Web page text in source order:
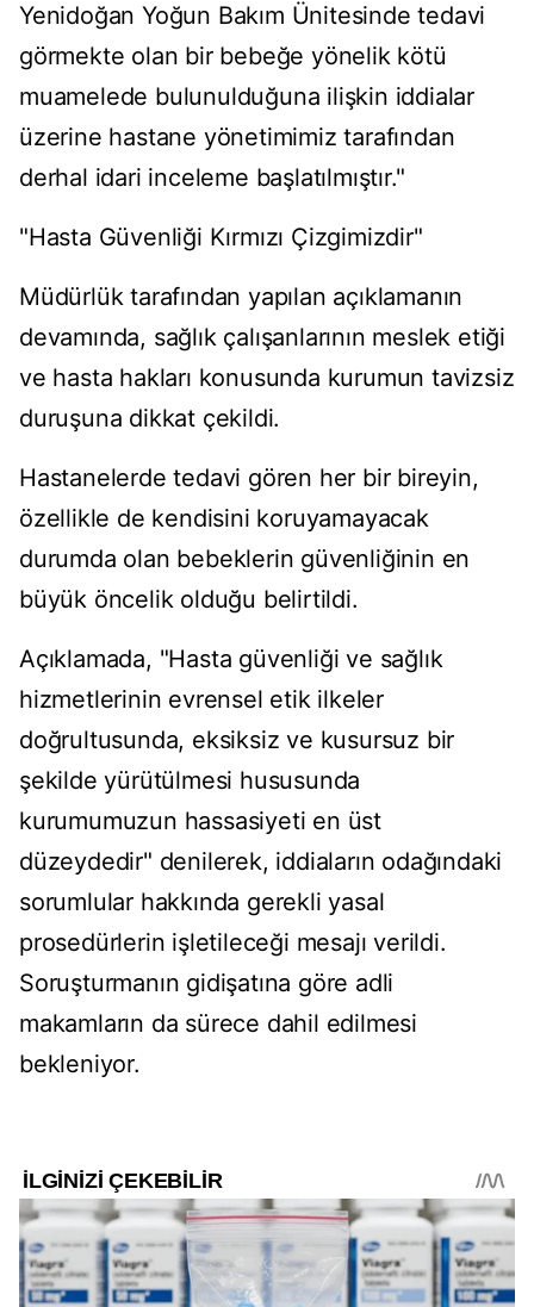
Yenidoğan Yoğun Bakım Ünitesinde tedavi
görmekte olan bir bebeğe yönelik kötü
muamelede bulunulduğuna ilişkin iddialar
üzerine hastane yönetimimiz tarafından
derhal idari inceleme başlatılmıştır."
"Hasta Güvenliği Kırmızı Çizgimizdir"
Müdürlük tarafından yapılan açıklamanın
devamında, sağlık çalışanlarının meslek etiği
ve hasta hakları konusunda kurumun tavizsiz
duruşuna dikkat çekildi.
Hastanelerde tedavi gören her bir bireyin,
özellikle de kendisini koruyamayacak
durumda olan bebeklerin güvenliğinin en
büyük öncelik olduğu belirtildi.
Açıklamada, "Hasta güvenliği ve sağlık
hizmetlerinin evrensel etik ilkeler
doğrultusunda, eksiksiz ve kusursuz bir
şekilde yürütülmesi hususunda
kurumumuzun hassasiyeti en üst
düzeydedir" denilerek, iddiaların odağındaki
sorumlular hakkında gerekli yasal
prosedürlerin işletileceği mesajı verildi.
Soruşturmanın gidişatına göre adli
makamların da sürece dahil edilmesi
bekleniyor.